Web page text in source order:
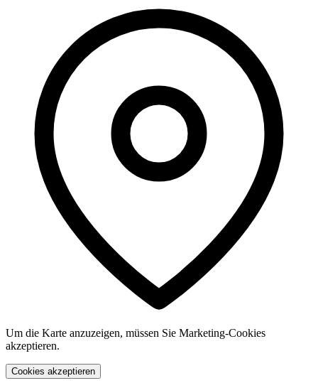
Um die Karte anzuzeigen, müssen Sie Marketing-Cookies
akzeptieren.
Cookies akzeptieren